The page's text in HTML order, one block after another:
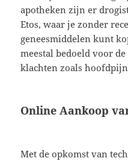
apotheken zijn er
Etos, waar je zonder
geneesmiddelen kunt
meestal bedoeld voor
klachten zoals
Online Aankoop
Met de opkomst van